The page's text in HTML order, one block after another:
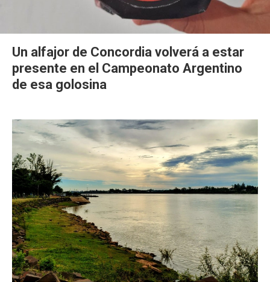
Un alfajor de Concordia volverá a estar
presente en el Campeonato Argentino
de esa golosina